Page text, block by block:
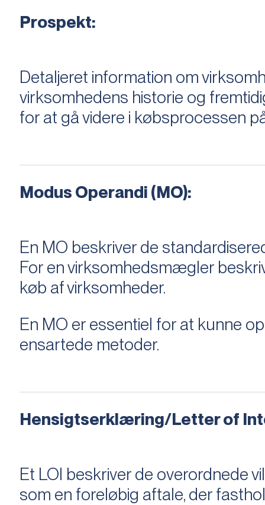
Prospekt:
Detaljeret information om
virksomhedens historie og
for at gå videre i købsprocessen
Modus Operandi (MO):
En MO beskriver de
For en virksomhedsmægler
køb af virksomheder.
En MO er essentiel for at kunne
ensartede metoder.
Hensigtserklæring/Letter of
Et LOI beskriver de overordnede
som en foreløbig aftale, der